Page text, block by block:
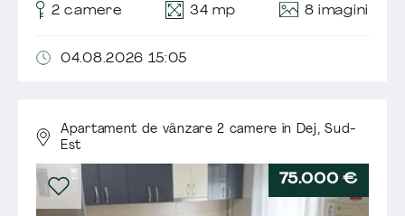
2 camere 34 mp 8 imagini
04.08.2026 15:05
Apartament de vânzare 2 camere în Dej,Sud-
Est
75.000 €